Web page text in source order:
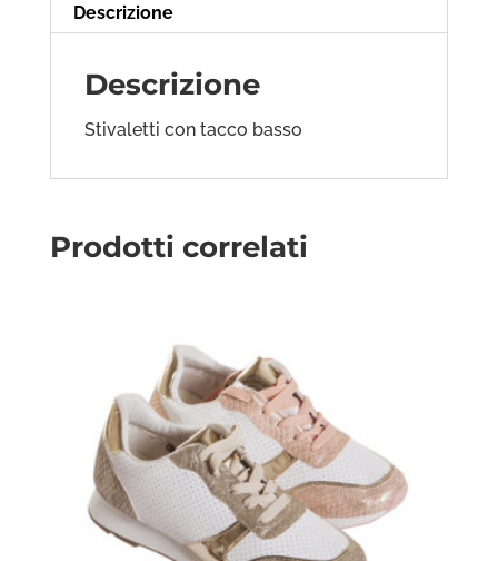
Descrizione
Descrizione
Stivaletti con tacco basso
Prodotti correlati